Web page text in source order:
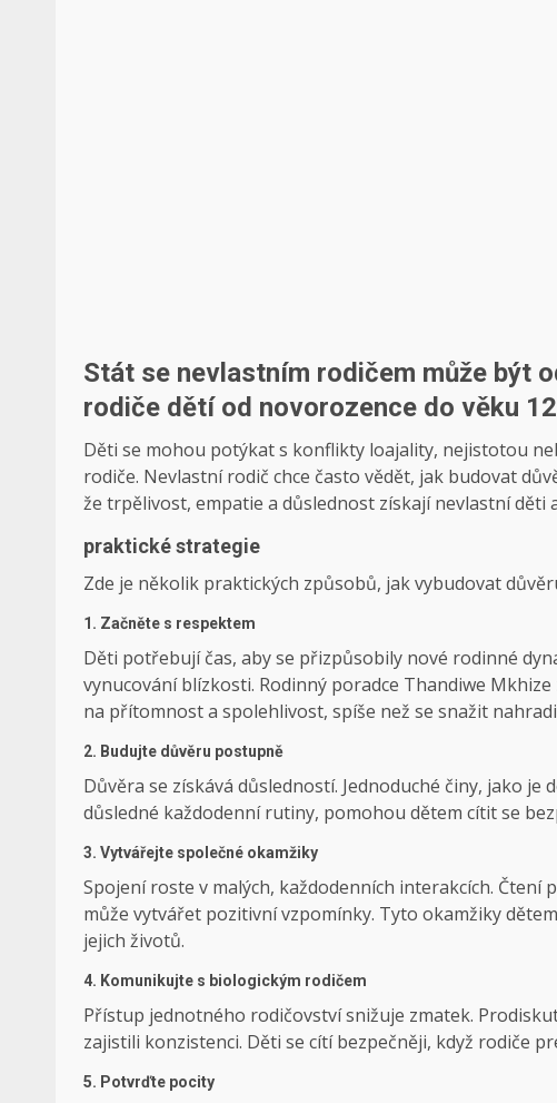
Stát se nevlastním rodičem může být
rodiče dětí od novorozence do věku
Děti se mohou potýkat s konflikty loajality, nejistotou
rodiče. Nevlastní rodič chce často vědět, jak budovat
že trpělivost, empatie a důslednost získají nevlastní děti
praktické strategie
Zde je několik praktických způsobů, jak vybudovat
1. Začněte s respektem
Děti potřebují čas, aby se přizpůsobily nové rodinné
vynucování blízkosti. Rodinný poradce Thandiwe
na přítomnost a spolehlivost, spíše než se snažit
2. Budujte důvěru postupně
Důvěra se získává důsledností. Jednoduché činy, jako
důsledné každodenní rutiny, pomohou dětem cítit se
3. Vytvářejte společné okamžiky
Spojení roste v malých, každodenních interakcích.
může vytvářet pozitivní vzpomínky. Tyto okamžiky
jejich životů.
4. Komunikujte s biologickým rodičem
Přístup jednotného rodičovství snižuje zmatek.
zajistili konzistenci. Děti se cítí bezpečněji, když rodiče
5. Potvrďte pocity